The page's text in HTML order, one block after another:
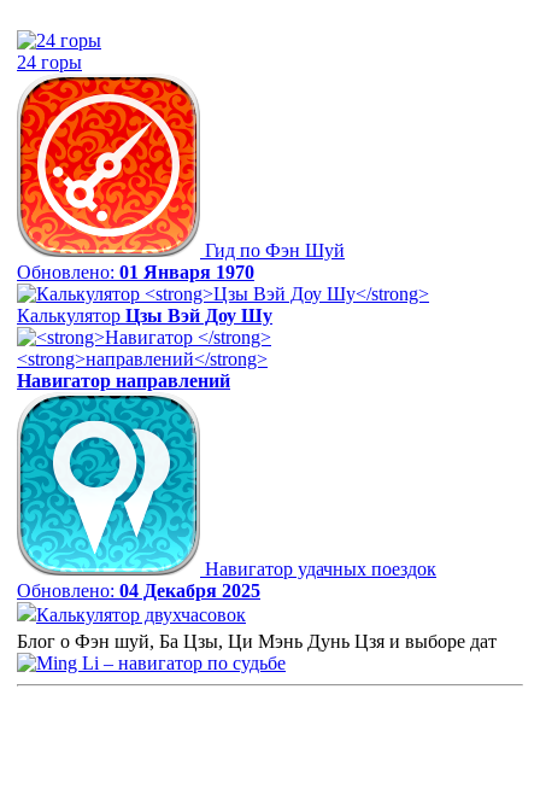
24 горы
Гид по Фэн Шуй
Обновлено: 01 Января 1970
Калькулятор Цзы Вэй Доу Шу
Навигатор направлений
Навигатор удачных поездок
Обновлено: 04 Декабря 2025
Калькулятор двухчасовок
Блог о Фэн шуй, Ба Цзы, Ци Мэнь Дунь Цзя и выборе дат